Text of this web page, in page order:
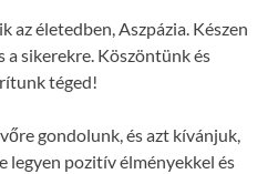
az életedben, Aszpázia. Készen
a sikerekre. Köszöntünk és
téged!
gondolunk, és azt kívánjuk,
legyen pozitív élményekkel és